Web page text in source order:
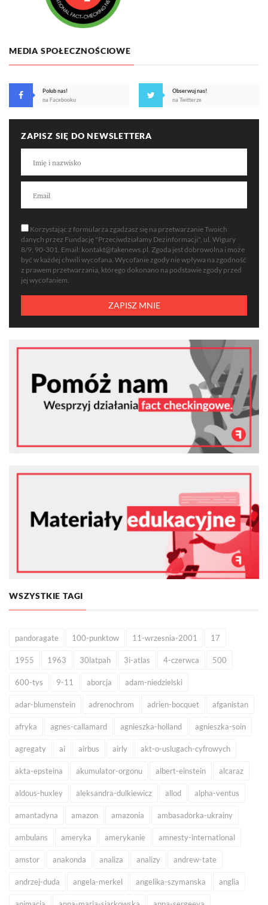
MEDIA SPOŁECZNOŚCIOWE
Polub nas!
na Facebooku
Obserwuj nas!
na Twitterze
ZAPISZ SIĘ DO NEWSLETTERA
Korzystając z formularza zgadzasz się na przetwarzanie Twoich
danych przez Fundację "Przeciwdziałamy Dezinformacji", ul. Wigury
8/9, 90-301. Email: kontakt@fakenews.pl . Zgoda jest dobrowolna i może
być w każdej chwili wycofana. Wycofanie zgody nie wpływa na zgodność
z prawem przetwarzania, którego dokonano na podstawie zgody przed
jej wycofaniem.
WSZYSTKIE TAGI
pandoragate 100-punktow 11-wrzesnia-2001 17
1955 1963 30latpah 3i-atlas 4-czerwca 500
600-tys 9-11 aborcja adam-niedzielski
adar-blumenstein adrenochrom adrien-bocquet afganistan
afryka agnes-callamard agnieszka-holland agnieszka-soin
agregaty ai airbus airly akt-o-uslugach-cyfrowych
akta-epsteina akumulator-orgonu albert-einstein alcaraz
aldous-huxley aleksandra-dulkiewicz allod alpha-ventus
amantadyna amazon amazonia ambasadorka-ukrainy
ambulans ameryka amerykanie amnesty-international
amstor anakonda analiza analizy andrew-tate
andrzej-duda angela-merkel angelika-szymanska anglia